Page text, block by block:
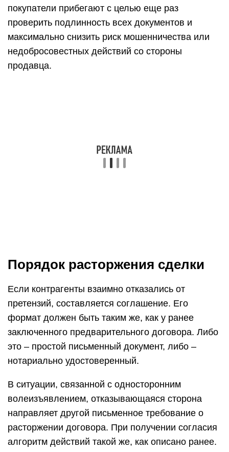
покупатели прибегают с целью еще раз
проверить подлинность всех документов и
максимально снизить риск мошенничества или
недобросовестных действий со стороны
продавца.
Порядок расторжения сделки
Если контрагенты взаимно отказались от
претензий, составляется соглашение. Его
формат должен быть таким же, как у ранее
заключенного предварительного договора. Либо
это – простой письменный документ, либо –
нотариально удостоверенный.
В ситуации, связанной с односторонним
волеизъявлением, отказывающаяся сторона
направляет другой письменное требование о
расторжении договора. При получении согласия
алгоритм действий такой же, как описано ранее.